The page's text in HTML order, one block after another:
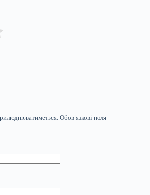
Обов’язкові поля